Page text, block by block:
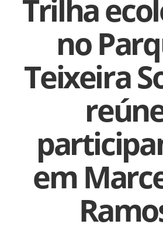
Trilha
no
Teixeira
em